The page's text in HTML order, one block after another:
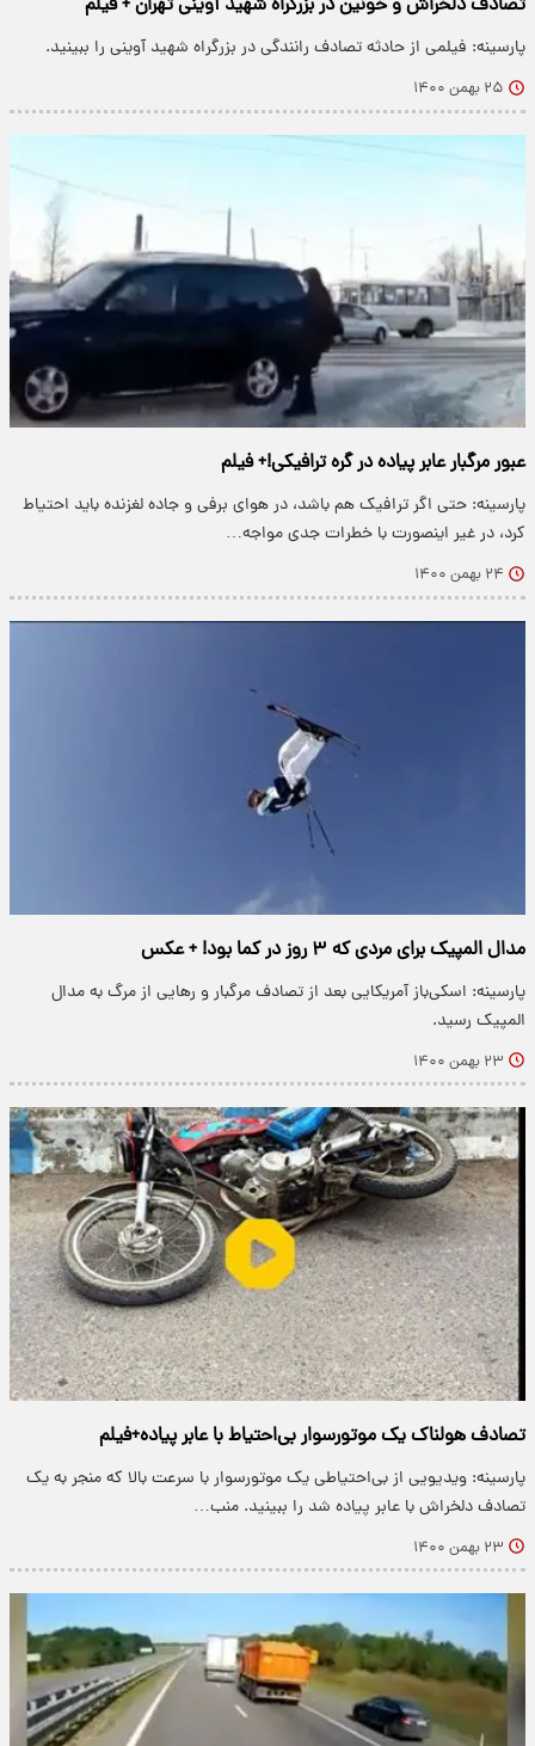
تصادف دلخراش و خونین در بزرگراه شهید آوینی تهران + فیلم
پارسینه: فیلمی از حادثه تصادف رانندگی در بزرگراه شهید آوینی را ببینید.
۲۵ بهمن ۱۴۰۰
عبور مرگبار عابر پیاده در گره ترافیکی!+ فیلم
پارسینه: حتی اگر ترافیک هم باشد، در هوای برفی و جاده لغزنده باید احتیاط
کرد، در غیر اینصورت با خطرات جدی مواجه…
۲۴ بهمن ۱۴۰۰
مدال المپیک برای مردی که ۳ روز در کما بود! + عکس
پارسینه: اسکی‌باز آمریکایی بعد از تصادف مرگبار و رهایی از مرگ به مدال
المپیک رسید.
۲۳ بهمن ۱۴۰۰
تصادف هولناک یک موتورسوار بی‌احتیاط با عابر پیاده+فیلم
پارسینه: ویدیویی از بی‌احتیاطی یک موتورسوار با سرعت بالا که منجر به یک
تصادف دلخراش با عابر پیاده شد را ببینید. منب…
۲۳ بهمن ۱۴۰۰